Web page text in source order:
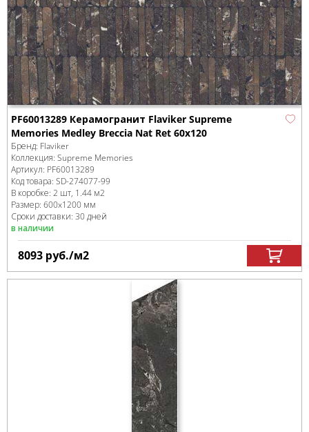
PF60013289 Керамогранит Flaviker Supreme
Memories Medley Breccia Nat Ret 60x120
Бренд: Flaviker
Коллекция: Supreme Memories
Артикул: PF60013289
Код товара: SD-274077-99
В коробке: 2 шт, 1.44 м2
Размер: 600x1200 мм
Сроки доставки: 30 дней
в наличии
8093 руб./м2